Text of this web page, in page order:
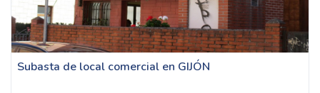
Subasta de local comercial en GIJÓN